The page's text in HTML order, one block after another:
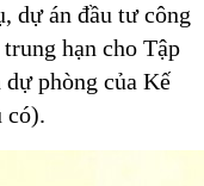
dự án đầu tư công
hạn cho Tập
phòng của Kế
có).